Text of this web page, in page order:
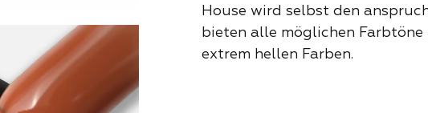
Rosa Liebe
House wird selbst den
bieten alle möglichen
extrem hellen Farben.